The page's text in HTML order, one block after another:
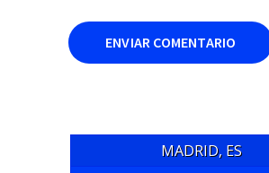
MADRID, ES